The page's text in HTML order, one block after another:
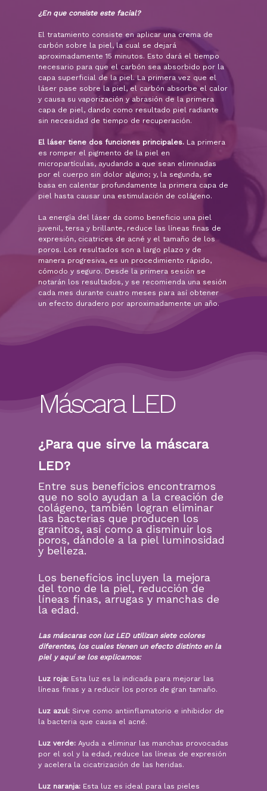
¿En que consiste este facial?
El tratamiento consiste en aplicar una crema de
carbón sobre la piel, la cual se dejará
aproximadamente 15 minutos. Esto dará el tiempo
necesario para que el carbón sea absorbido por la
capa superficial de la piel. La primera vez que el
láser pase sobre la piel, el carbón absorbe el calor
y causa su vaporización y abrasión de la primera
capa de piel, dando como resultado piel radiante
sin necesidad de tiempo de recuperación.
El láser tiene dos funciones principales. La primera
es romper el pigmento de la piel en
micropartículas, ayudando a que sean eliminadas
por el cuerpo sin dolor alguno; y, la segunda, se
basa en calentar profundamente la primera capa de
piel hasta causar una estimulación de colágeno.
La energía del láser da como beneficio una piel
juvenil, tersa y brillante, reduce las líneas finas de
expresión, cicatrices de acné y el tamaño de los
poros. Los resultados son a largo plazo y de
manera progresiva, es un procedimiento rápido,
cómodo y seguro. Desde la primera sesión se
notarán los resultados, y se recomienda una sesión
cada mes durante cuatro meses para así obtener
un efecto duradero por aproximadamente un año.
Máscara LED
¿Para que sirve la máscara
LED?
Entre sus beneficios encontramos
que no solo ayudan a la creación de
colágeno, también logran eliminar
las bacterias que producen los
granitos, así como a disminuir los
poros, dándole a la piel luminosidad
y belleza.
Los beneficios incluyen la mejora
del tono de la piel, reducción de
líneas finas, arrugas y manchas de
la edad.
Las máscaras con luz LED utilizan siete colores
diferentes, los cuales tienen un efecto distinto en la
piel y aquí se los explicamos:
Luz roja: Esta luz es la indicada para mejorar las
líneas finas y a reducir los poros de gran tamaño.
Luz azul: Sirve como antiinflamatorio e inhibidor de
la bacteria que causa el acné.
Luz verde:Ayuda a eliminar las manchas provocadas
por el sol y la edad, reduce las líneas de expresión
y acelera la cicatrización de las heridas.
Luz naranja: Esta luz es ideal para las pieles